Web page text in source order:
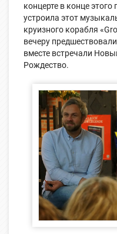
концерте в конце
устроила этот
круизного корабля
вечеру
вместе встречали
Рождество.